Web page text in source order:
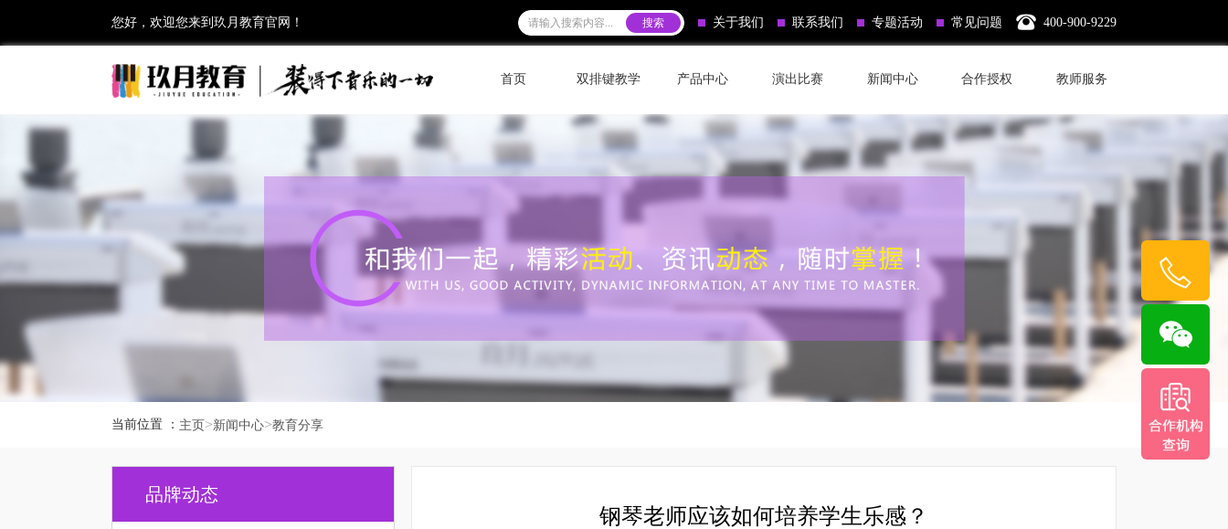
您好，欢迎您来到玖月教育官网！ 关于我们 联系我们 专题活动 常见问题 400-900-9229
首页 双排键教学 产品中心 演出比赛 新闻中心 合作授权 教师服务
当前位置 ： 主页>新闻中心>教育分享
品牌动态
钢琴老师应该如何培养学生乐感？